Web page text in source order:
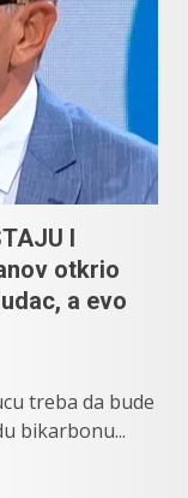
I
otkrio
a evo
treba da bude
bikarbonu...